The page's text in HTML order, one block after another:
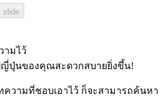
slide
ามไว้
ญี่ปุ่นของคุณสะดวกสบายยิ่งขึ้น!
วามที่ชอบเอาไว้ ก็จะสามารถค้นหา